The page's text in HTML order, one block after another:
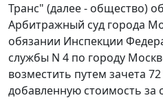
Транс" (далее - общество)
Арбитражный суд города
обязании Инспекции
службы N 4 по городу
возместить путем зачета
добавленную стоимость за